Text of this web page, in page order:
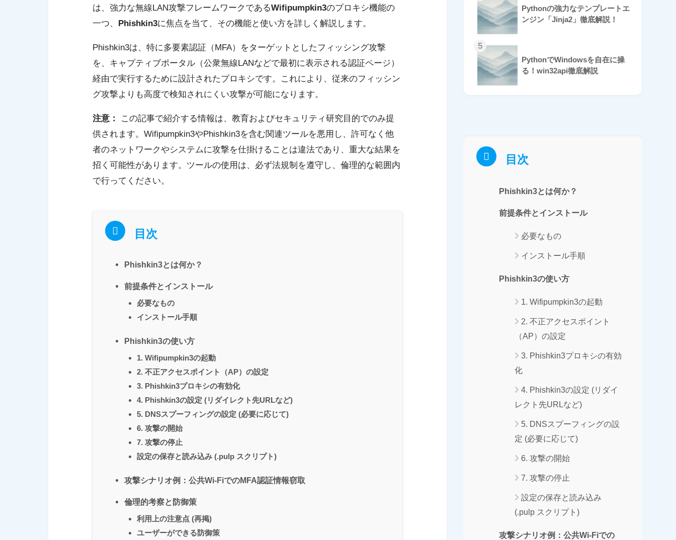
は、強力な無線LAN攻撃フレームワークであるWifipumpkin3のプロキシ機能の
一つ、 Phishkin3に焦点を当て、その機能と使い方を詳しく解説します。
Phishkin3は、特に多要素認証（MFA）をターゲットとしたフィッシング攻撃
を、キャプティブポータル（公衆無線LANなどで最初に表示される認証ページ）
経由で実行するために設計されたプロキシです。これにより、従来のフィッシン
グ攻撃よりも高度で検知されにくい攻撃が可能になります。
注意：
この記事で紹介する情報は、教育およびセキュリティ研究目的でのみ提
供されます。Wifipumpkin3やPhishkin3を含む関連ツールを悪用し、許可なく他
者のネットワークやシステムに攻撃を仕掛けることは違法であり、重大な結果を
招く可能性があります。ツールの使用は、必ず法規制を遵守し、倫理的な範囲内
で行ってください。
目次
Phishkin3とは何か？
前提条件とインストール
必要なもの
インストール手順
Phishkin3の使い方
1. Wifipumpkin3の起動
2. 不正アクセスポイント（AP）の設定
3. Phishkin3プロキシの有効化
4. Phishkin3の設定 (リダイレクト先URLなど)
5. DNSスプーフィングの設定 (必要に応じて)
6. 攻撃の開始
7. 攻撃の停止
設定の保存と読み込み (.pulp スクリプト)
攻撃シナリオ例：公共Wi-FiでのMFA認証情報窃取
倫理的考察と防御策
利用上の注意点 (再掲)
ユーザーができる防御策
Pythonの強力なテンプレートエ
ンジン「Jinja2」徹底解説！
5
PythonでWindowsを自在に操
る！win32api徹底解説
目次
Phishkin3とは何か？
前提条件とインストール
必要なもの
インストール手順
Phishkin3の使い方
1. Wifipumpkin3の起動
2. 不正アクセスポイント
（AP）の設定
3. Phishkin3プロキシの有効
化
4. Phishkin3の設定 (リダイ
レクト先URLなど)
5. DNSスプーフィングの設
定 (必要に応じて)
6. 攻撃の開始
7. 攻撃の停止
設定の保存と読み込み
(.pulp スクリプト)
攻撃シナリオ例：公共Wi-Fiでの